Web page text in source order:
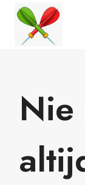
Doorgaan
naar
inhoud